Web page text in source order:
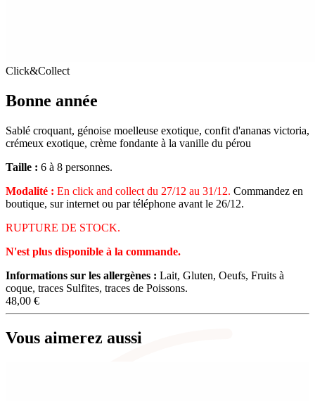
Click&Collect
Bonne année
Sablé croquant, génoise moelleuse exotique, confit d'ananas victoria,
crémeux exotique, crème fondante à la vanille du pérou
Taille : 6 à 8 personnes.
Modalité : En click and collect du 27/12 au 31/12. Commandez en
boutique, sur internet ou par téléphone avant le 26/12.
RUPTURE DE STOCK.
N'est plus disponible à la commande.
Informations sur les allergènes : Lait, Gluten, Oeufs, Fruits à
coque, traces Sulfites, traces de Poissons.
48,00 €
Vous aimerez aussi